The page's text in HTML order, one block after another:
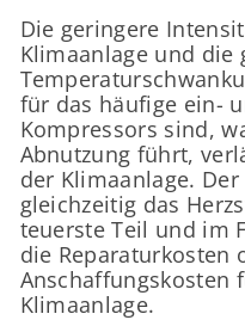
Die geringere
Klimaanlage und die
für das häufige ein-
Kompressors sind,
Abnutzung führt,
der Klimaanlage.
gleichzeitig das
teuerste Teil und im
die Reparaturkosten
Anschaffungskosten
Klimaanlage.